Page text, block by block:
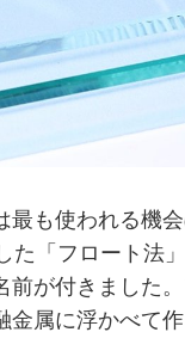
最も使われる機
た「フロート法
前が付きました
属に浮かべて作